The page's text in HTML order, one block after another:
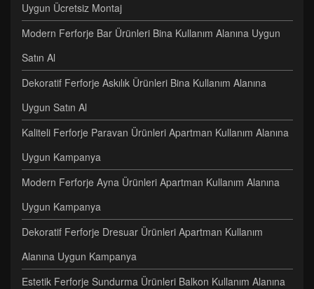
Uygun Ücretsiz Montaj
Modern Ferforje Bar Ürünleri Bina Kullanım Alanına Uygun
Satın Al
Dekoratif Ferforje Askılık Ürünleri Bina Kullanım Alanına
Uygun Satın Al
Kaliteli Ferforje Paravan Ürünleri Apartman Kullanım Alanına
Uygun Kampanya
Modern Ferforje Ayna Ürünleri Apartman Kullanım Alanına
Uygun Kampanya
Dekoratif Ferforje Dresuar Ürünleri Apartman Kullanım
Alanına Uygun Kampanya
Estetik Ferforje Sundurma Ürünleri Balkon Kullanım Alanına